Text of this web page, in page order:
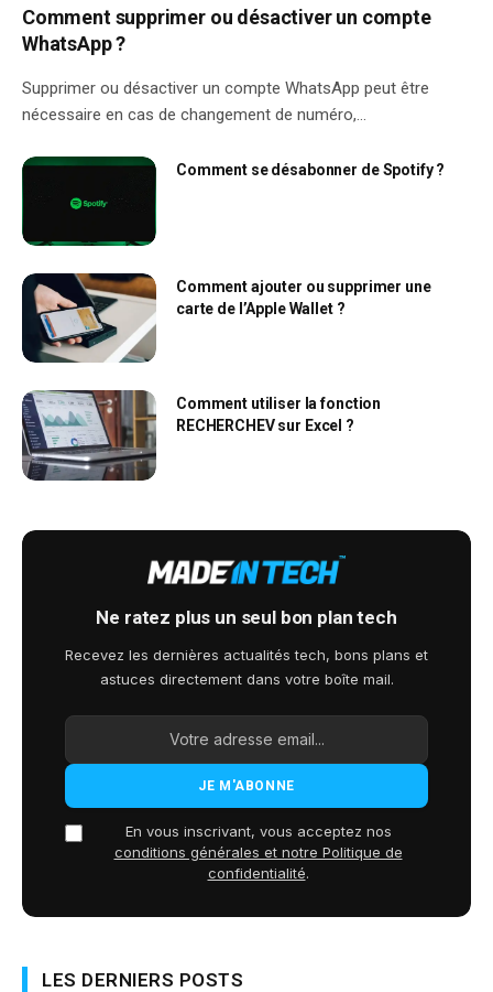
Comment supprimer ou désactiver un compte
WhatsApp ?
Supprimer ou désactiver un compte WhatsApp peut être
nécessaire en cas de changement de numéro,…
Comment se désabonner de Spotify ?
Comment ajouter ou supprimer une
carte de l’Apple Wallet ?
Comment utiliser la fonction
RECHERCHEV sur Excel ?
Ne ratez plus un seul bon plan tech
Recevez les dernières actualités tech, bons plans et
astuces directement dans votre boîte mail.
En vous inscrivant, vous acceptez nos
conditions générales et notre Politique de
confidentialité.
LES DERNIERS POSTS